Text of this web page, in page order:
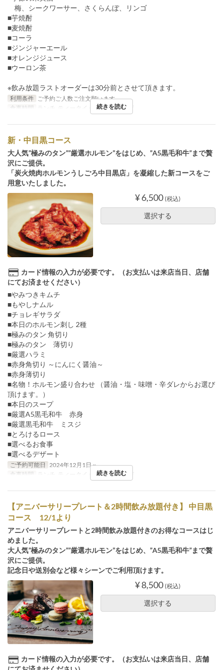
梅、シークワーサー、さくらんぼ、リンゴ
■芋焼酎
■麦焼酎
■コーラ
■ジンジャーエール
■オレンジジュース
■ウーロン茶
※飲み放題ラストオーダーは30分前とさせて頂きます。
利用条件
ご予約ご人数ご注文願います
食事時間
ランチ, ティータイム, ディナー, 深夜
続きを読む
新・中目黒コース
大人気”極みのタン””厳選ホルモン”をはじめ、”A5黒毛和牛”まで贅
沢にご提供。
「炭火焼肉ホルモンうしごろ中目黒店」を凝縮した新コースをご
用意いたしました。
¥ 6,500 (税込)
選択する
カード情報の入力が必要です。（お支払いは来店当日、店舗
にてお済ませください）
■やみつきキムチ
■もやしナムル
■チョレギサラダ
■本日のホルモン刺し 2種
■極みのタン 角切り
■極みのタン 薄切り
■厳選ハラミ
■赤身角切り ～にんにく醤油～
■赤身薄切り
■名物！ホルモン盛り合わせ （醤油・塩・味噌・辛ダレからお選び
頂けます。）
■本日のスープ
■厳選A5黒毛和牛 赤身
■厳選黒毛和牛 ミスジ
■とろけるロース
■選べるお食事
■選べるデザート
ご予約可能日
2024年12月1日 ~
食事時間
ランチ, ティータイム, ディナー, 深夜
続きを読む
【アニバーサリープレート＆2時間飲み放題付き】 中目黒
コース 12/1より
アニバーサリープレートと2時間飲み放題付きのお得なコースはじ
めました。
大人気”極みのタン””厳選ホルモン”をはじめ、”A5黒毛和牛”まで贅
沢にご提供。
記念日や送別会など様々シーンでご利用頂けます。
¥ 8,500 (税込)
選択する
カード情報の入力が必要です。（お支払いは来店当日、店舗